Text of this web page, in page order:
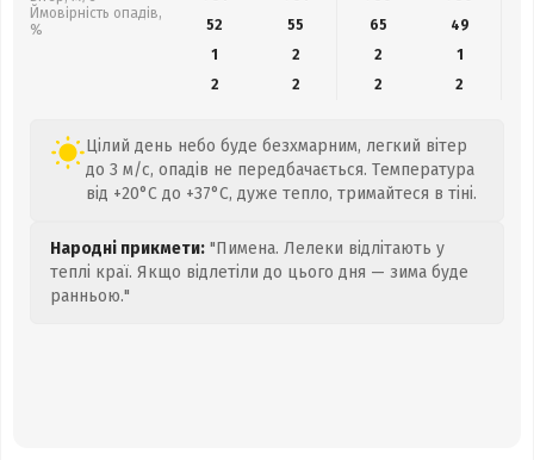
Ймовірність опадів,
%
52
55 65 49
1
2 2
1
2
2 2 2
Цілий день небо буде безхмарним, легкий вітер
до 3 м/с, опадів не передбачається. Температура
від +20°C до +37°C, дуже тепло, тримайтеся в тіні.
Народні прикмети: "Пимена. Лелеки відлітають у
теплі краї. Якщо відлетіли до цього дня — зима буде
ранньою."